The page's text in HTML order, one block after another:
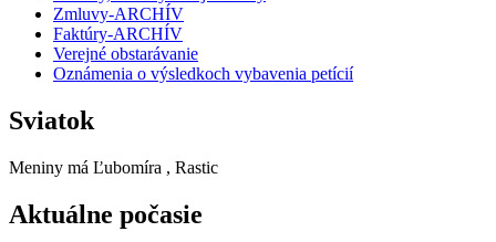
Zmluvy-ARCHÍV
Faktúry-ARCHÍV
Verejné obstarávanie
Oznámenia o výsledkoch vybavenia petícií
Sviatok
Meniny má Ľubomíra , Rastic
Aktuálne počasie